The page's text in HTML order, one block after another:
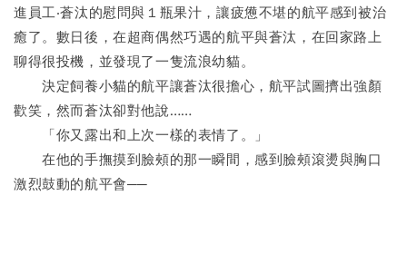
進員工‧蒼汰的慰問與１瓶果汁，讓疲憊不堪的航平感到被治
癒了。數日後，在超商偶然巧遇的航平與蒼汰，在回家路上
聊得很投機，並發現了一隻流浪幼貓。
決定飼養小貓的航平讓蒼汰很擔心，航平試圖擠出強顏
歡笑，然而蒼汰卻對他說……
「你又露出和上次一樣的表情了。」
在他的手撫摸到臉頰的那一瞬間，感到臉頰滾燙與胸口
激烈鼓動的航平會──